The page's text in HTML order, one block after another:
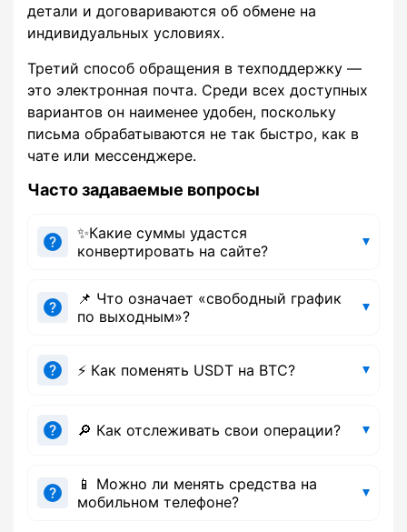
детали и договариваются об обмене на
индивидуальных условиях.
Третий способ обращения в техподдержку —
это электронная почта. Среди всех доступных
вариантов он наименее удобен, поскольку
письма обрабатываются не так быстро, как в
чате или мессенджере.
Часто задаваемые вопросы
✨Какие суммы удастся
конвертировать на сайте?
📌 Что означает «свободный график
по выходным»?
⚡ Как поменять USDT на BTC?
🔎 Как отслеживать свои операции?
📱 Можно ли менять средства на
мобильном телефоне?